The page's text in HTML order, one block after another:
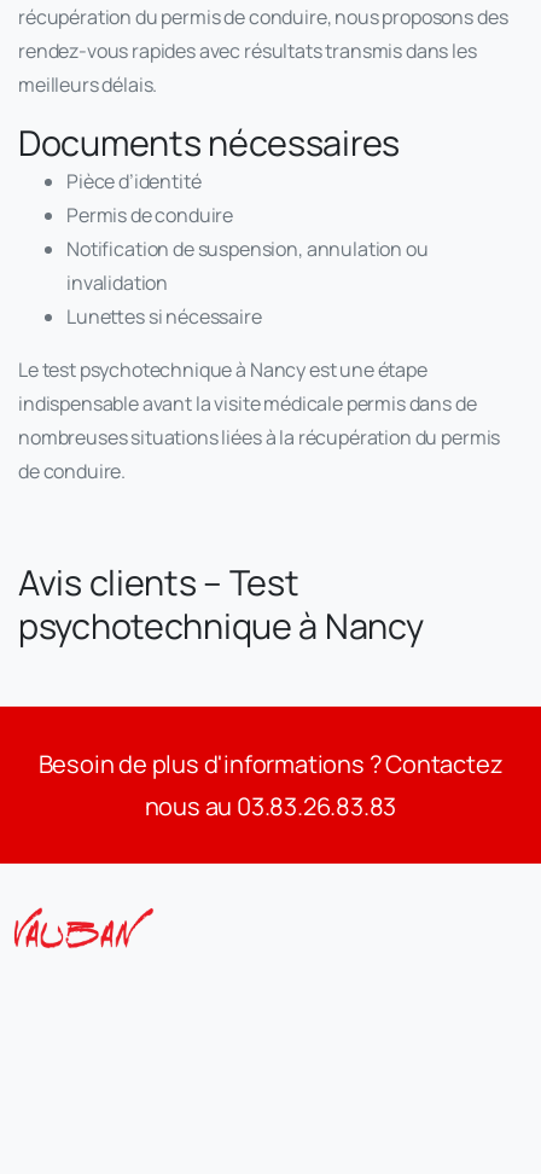
récupération du permis de conduire, nous proposons des
rendez-vous rapides avec résultats transmis dans les
meilleurs délais.
Documents nécessaires
Pièce d’identité
Permis de conduire
Notification de suspension, annulation ou
invalidation
Lunettes si nécessaire
Le test psychotechnique à Nancy est une étape
indispensable avant la visite médicale permis dans de
nombreuses situations liées à la récupération du permis
de conduire.
Avis clients – Test
psychotechnique à Nancy
Besoin de plus d'informations ? Contactez
nous au 03.83.26.83.83